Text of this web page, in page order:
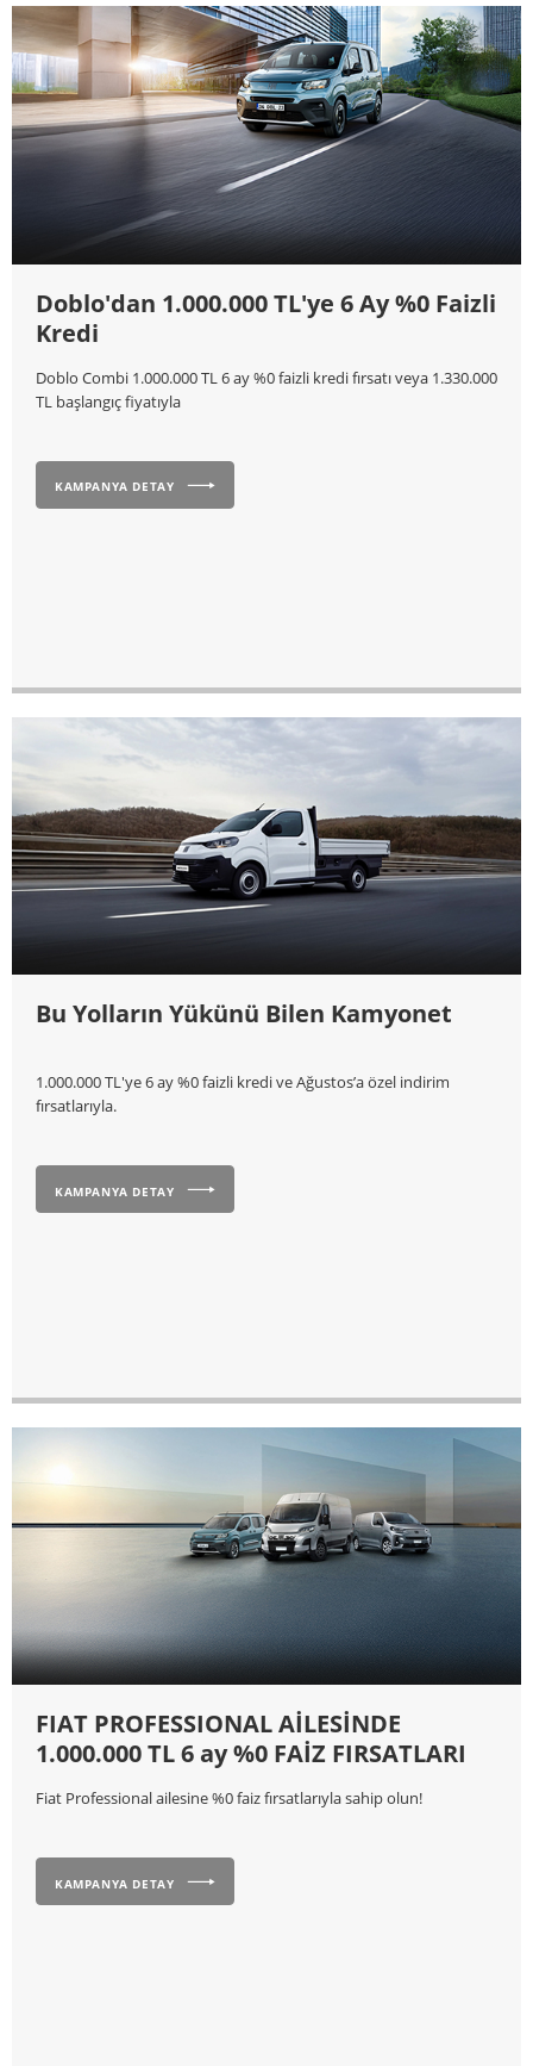
Doblo'dan 1.000.000 TL'ye 6 Ay %0 Faizli
Kredi
Doblo Combi 1.000.000 TL 6 ay %0 faizli kredi fırsatı veya 1.330.000
TL başlangıç fiyatıyla
KAMPANYA DETAY
Bu Yolların Yükünü Bilen Kamyonet
1.000.000 TL'ye 6 ay %0 faizli kredi ve Ağustos’a özel indirim
fırsatlarıyla.
KAMPANYA DETAY
FIAT PROFESSIONAL AİLESİNDE
1.000.000 TL 6 ay %0 FAİZ FIRSATLARI
Fiat Professional ailesine %0 faiz fırsatlarıyla sahip olun!
KAMPANYA DETAY